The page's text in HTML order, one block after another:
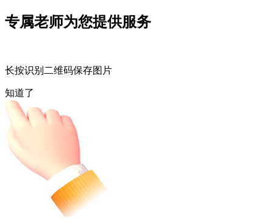
专属老师为您提供服务
长按识别二维码保存图片
知道了